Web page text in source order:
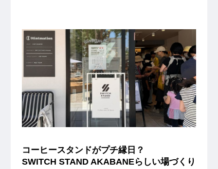
コーヒースタンドがプチ縁日？
SWITCH STAND AKABANEらしい場づくり